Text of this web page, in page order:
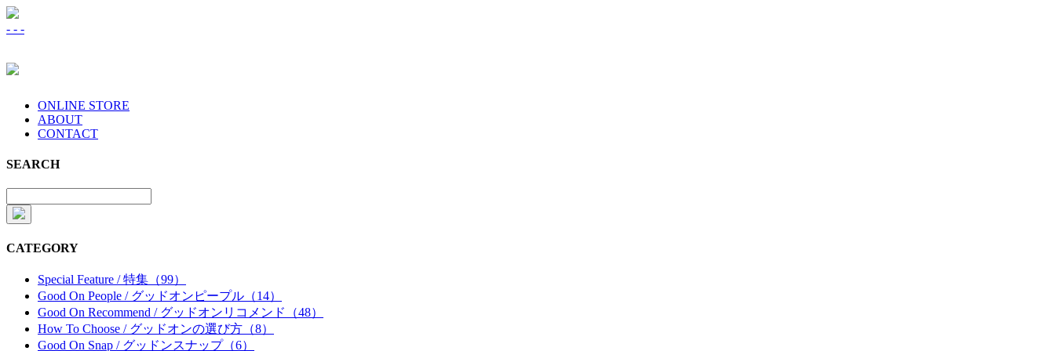
- - -
ONLINE STORE
ABOUT
CONTACT
SEARCH
CATEGORY
Special Feature / 特集（99）
Good On People / グッドオンピープル（14）
Good On Recommend / グッドオンリコメンド（48）
How To Choose / グッドオンの選び方（8）
Good On Snap / グッドンスナップ（6）